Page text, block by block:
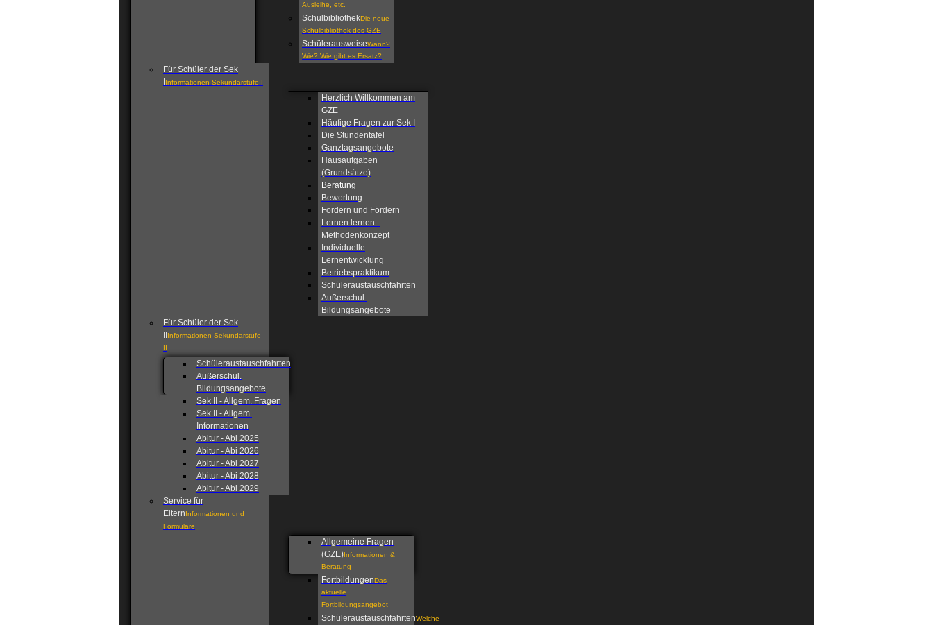
Ausleihe, etc.
SchulbibliothekDie neue
Schulbibliothek des GZE
SchülerausweiseWann?
Wie? Wie gibt es Ersatz?
Für Schüler der Sek
Informationen Sekundarstufe I
Herzlich Willkommen am
GZE
Häufige Fragen zur Sek I
Die Stundentafel
Ganztagsangebote
Hausaufgaben
(Grundsätze)
Beratung
Bewertung
Fordern und Fördern
Lernen lernen -
Methodenkonzept
Individuelle
Lernentwicklung
Betriebspraktikum
Schüleraustauschfahrten
Außerschul.
Bildungsangebote
Für Schüler der Sek
Informationen Sekundarstufe
II
Schüleraustauschfahrten
Außerschul.
Bildungsangebote
Sek II - Allgem. Fragen
Sek II - Allgem.
Informationen
Abitur - Abi 2025
Abitur - Abi 2026
Abitur - Abi 2027
Abitur - Abi 2028
Abitur - Abi 2029
Service für
ElternInformationen und
Formulare
Allgemeine Fragen
(GZE)Informationen &
Beratung
FortbildungenDas
aktuelle
Fortbildungsangebot
SchüleraustauschfahrtenWelche